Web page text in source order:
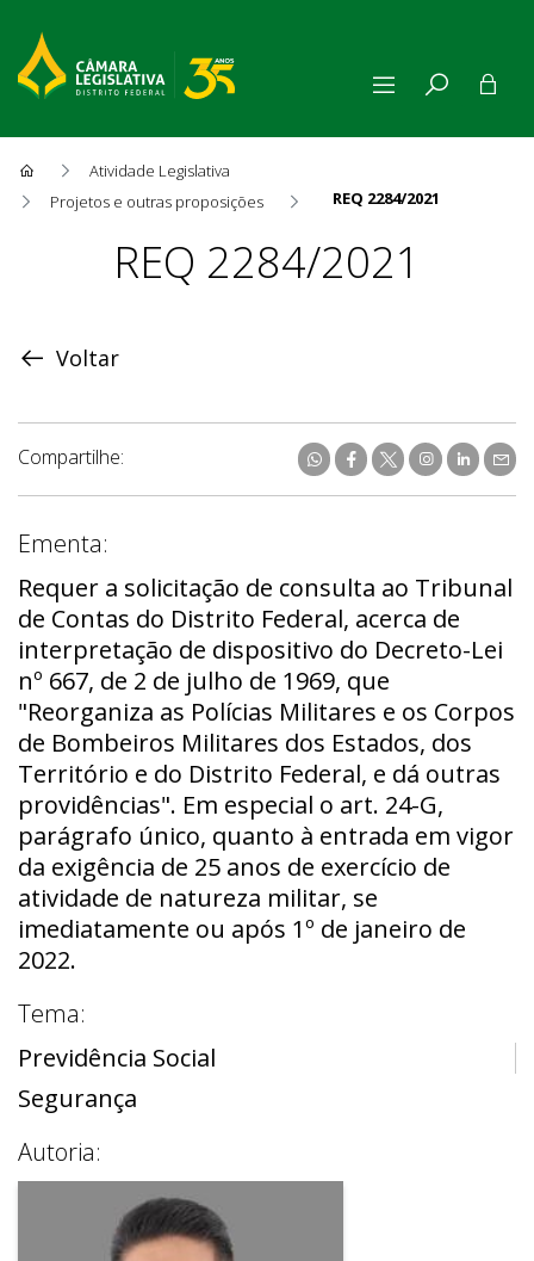
Atividade Legislativa
Projetos e outras proposições
REQ 2284/2021
ProposiçãoREQ 2284/2021
Voltar
Compartilhe:
Ementa:
Requer a solicitação de consulta ao Tribunal
de Contas do Distrito Federal, acerca de
interpretação de dispositivo do Decreto-Lei
nº 667, de 2 de julho de 1969, que
"Reorganiza as Polícias Militares e os Corpos
de Bombeiros Militares dos Estados, dos
Território e do Distrito Federal, e dá outras
providências". Em especial o art. 24-G,
parágrafo único, quanto à entrada em vigor
da exigência de 25 anos de exercício de
atividade de natureza militar, se
imediatamente ou após 1º de janeiro de
2022.
Tema:
Previdência Social
Segurança
Autoria: